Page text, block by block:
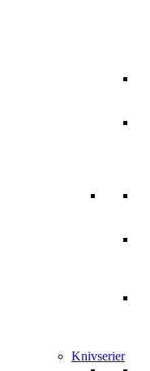
Knivserier